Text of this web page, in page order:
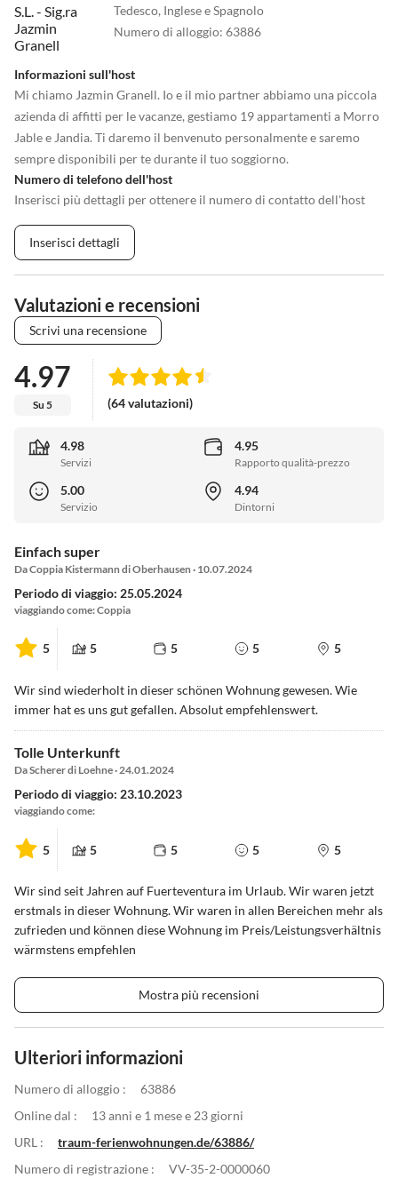
Tedesco, Inglese e Spagnolo
Numero di alloggio: 63886
Informazioni sull'host
Mi chiamo Jazmin Granell. Io e il mio partner abbiamo una piccola
azienda di affitti per le vacanze, gestiamo 19 appartamenti a Morro
Jable e Jandia. Ti daremo il benvenuto personalmente e saremo
sempre disponibili per te durante il tuo soggiorno.
Numero di telefono dell'host
Inserisci più dettagli per ottenere il numero di contatto dell'host
Inserisci dettagli
Valutazioni e recensioni
Scrivi una recensione
4.97
Su 5 (64 valutazioni)
4.98
Servizi
4.95
Rapporto qualità-prezzo
5.00
Servizio
4.94
Dintorni
Einfach super
Da Coppia Kistermann di Oberhausen · 10.07.2024
Periodo di viaggio: 25.05.2024
viaggiando come: Coppia
5 5 5 5 5
Wir sind wiederholt in dieser schönen Wohnung gewesen. Wie
immer hat es uns gut gefallen. Absolut empfehlenswert.
Tolle Unterkunft
Da Scherer di Loehne · 24.01.2024
Periodo di viaggio: 23.10.2023
viaggiando come:
5 5 5 5 5
Wir sind seit Jahren auf Fuerteventura im Urlaub. Wir waren jetzt
erstmals in dieser Wohnung. Wir waren in allen Bereichen mehr als
zufrieden und können diese Wohnung im Preis/Leistungsverhältnis
wärmstens empfehlen
Mostra più recensioni
Ulteriori informazioni
Numero di alloggio :
63886
Online dal :
13 anni e 1 mese e 23 giorni
URL :
traum-ferienwohnungen.de/63886/
Numero di registrazione :
VV-35-2-0000060